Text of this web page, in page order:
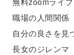
職場の人間関係
自分の良さを見
長女のジレンマ